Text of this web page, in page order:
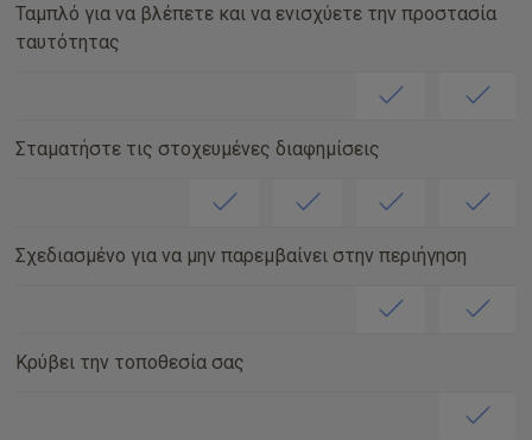
Ταμπλό για να βλέπετε και να ενισχύετε την προστασία
ταυτότητας
Σταματήστε τις στοχευμένες διαφημίσεις
Σχεδιασμένο για να μην παρεμβαίνει στην περιήγηση
Κρύβει την τοποθεσία σας